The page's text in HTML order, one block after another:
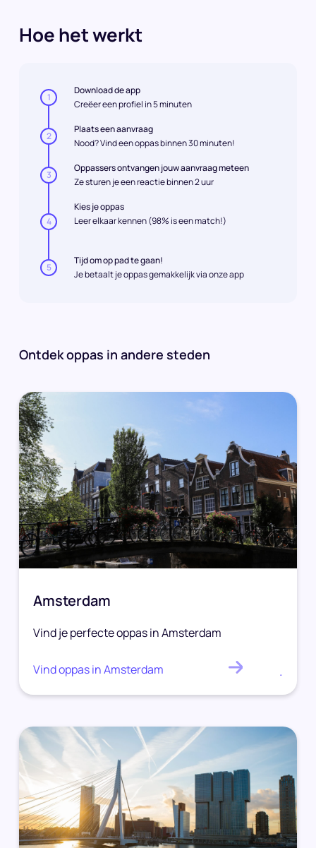
Hoe het werkt
1
Download de app
Creëer een profiel in 5 minuten
2
Plaats een aanvraag
Nood? Vind een oppas binnen 30 minuten!
3
Oppassers ontvangen jouw aanvraag meteen
Ze sturen je een reactie binnen 2 uur
4
Kies je oppas
Leer elkaar kennen (98% is een match!)
5
Tijd om op pad te gaan!
Je betaalt je oppas gemakkelijk via onze app
Ontdek oppas in andere steden
Amsterdam
Vind je perfecte oppas in Amsterdam
Vind oppas in Amsterdam .